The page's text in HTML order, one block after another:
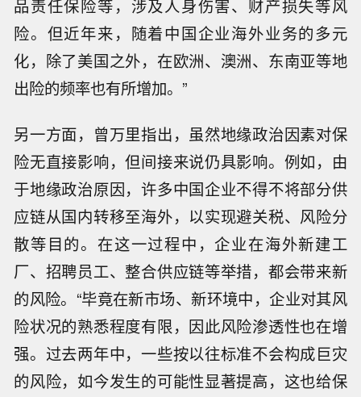
品责任保险等，涉及人身伤害、财产损失等风
险。但近年来，随着中国企业海外业务的多元
化，除了美国之外，在欧洲、澳洲、东南亚等地
出险的频率也有所增加。”
另一方面，曾万里指出，虽然地缘政治因素对保
险无直接影响，但间接来说仍具影响。例如，由
于地缘政治原因，许多中国企业不得不将部分供
应链从国内转移至海外，以实现避关税、风险分
散等目的。在这一过程中，企业在海外新建工
厂、招聘员工、整合供应链等举措，都会带来新
的风险。“毕竟在新市场、新环境中，企业对其风
险状况的熟悉程度有限，因此风险渗透性也在增
强。过去两年中，一些按以往标准不会构成巨灾
的风险，如今发生的可能性显著提高，这也给保